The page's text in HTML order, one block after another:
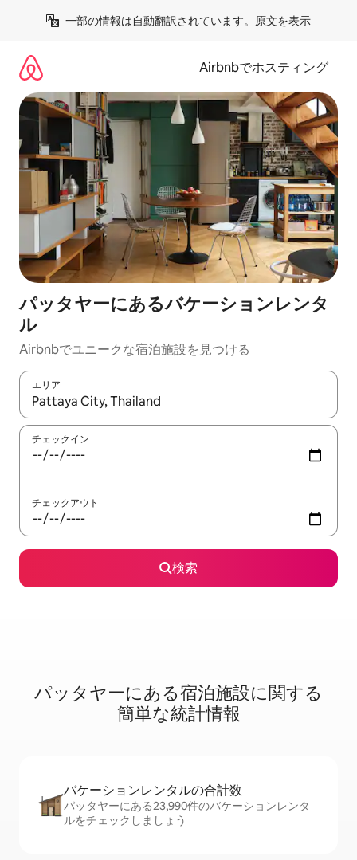
一部の情報は自動翻訳されています。 原文を表示
Airbnbでホスティング
パッタヤーにあるバケーションレンタ
ル
Airbnbでユニークな宿泊施設を見つける
エリア
検索結果が表示されたら、上下の矢印キーを使って移動するか
チェックイン
チェックアウト
検索
パッタヤーに⁠あ⁠る宿⁠泊⁠施⁠設⁠に関⁠す⁠る
簡⁠単⁠な統⁠計⁠情⁠報
バケーションレ⁠ン⁠タ⁠ル⁠の合⁠計⁠数
パッタヤーにある23,990件のバケーションレンタ
ルをチェックしましょう